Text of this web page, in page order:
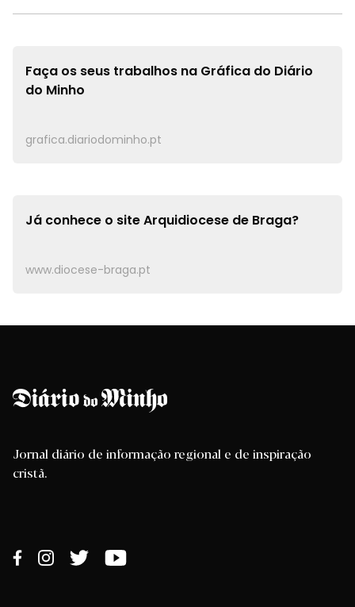
Faça os seus trabalhos na Gráfica do Diário
do Minho
grafica.diariodominho.pt
Já conhece o siteArquidiocese de Braga?
www.diocese-braga.pt
Jornal diário de informação regional e de inspiração
cristã.